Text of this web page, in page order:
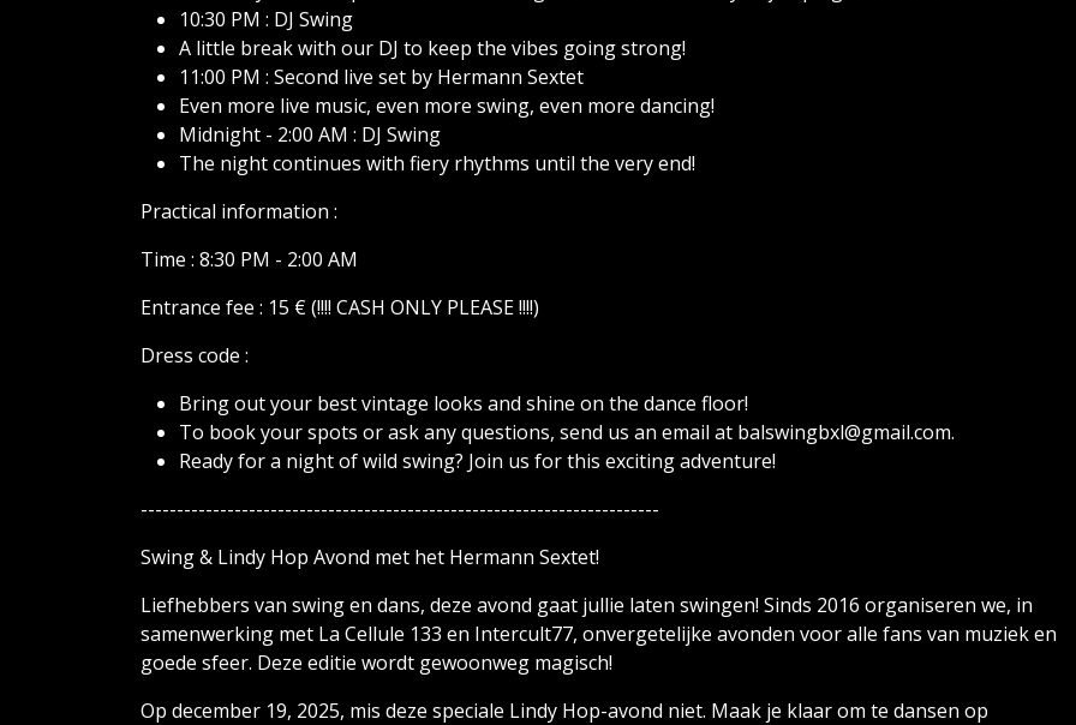
10:30 PM : DJ Swing
A little break with our DJ to keep the vibes going strong!
11:00 PM : Second live set by Hermann Sextet
Even more live music, even more swing, even more dancing!
Midnight - 2:00 AM : DJ Swing
The night continues with fiery rhythms until the very end!
Practical information :
Time : 8:30 PM - 2:00 AM
Entrance fee : 15 € (!!!! CASH ONLY PLEASE !!!!)
Dress code :
Bring out your best vintage looks and shine on the dance floor!
To book your spots or ask any questions, send us an email at balswingbxl@gmail.com.
Ready for a night of wild swing? Join us for this exciting adventure!
------------------------------------------------------------------------
Swing & Lindy Hop Avond met het Hermann Sextet!
Liefhebbers van swing en dans, deze avond gaat jullie laten swingen! Sinds 2016 organiseren we, in
samenwerking met La Cellule 133 en Intercult77, onvergetelijke avonden voor alle fans van muziek en
goede sfeer. Deze editie wordt gewoonweg magisch!
Op december 19, 2025, mis deze speciale Lindy Hop-avond niet. Maak je klaar om te dansen op